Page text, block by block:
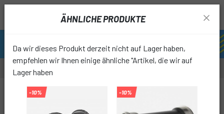
ÄHNLICHE PRODUKTE
Da wir dieses Produkt derzeit nicht auf Lager haben,
empfehlen wir Ihnen einige ähnliche "Artikel, die wir auf
Lager haben
-10% -10%